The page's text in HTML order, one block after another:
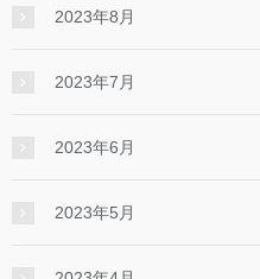
2023年8月
2023年7月
2023年6月
2023年5月